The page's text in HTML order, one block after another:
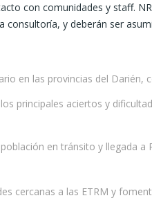
con comunidades y staff.
y deberán ser
en las provincias del Darién,
principales aciertos y
en tránsito y llegada
cercanas a las ETRM y